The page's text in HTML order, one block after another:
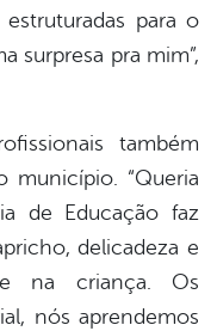
para o
surpresa pra mim”,
também
município. “Queria
de Educação faz
delicadeza e
na criança. Os
nós aprendemos